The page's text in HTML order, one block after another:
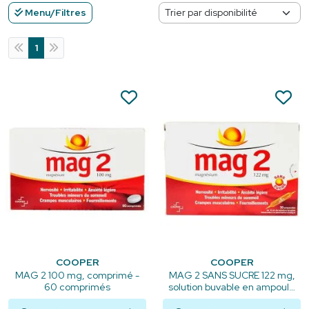
Menu/Filtres
1
COOPER
MAG 2 100 mg, comprimé -
60 comprimés
COOPER
MAG 2 SANS SUCRE 122 mg,
solution buvable en ampoule
édulcorée à la saccharine